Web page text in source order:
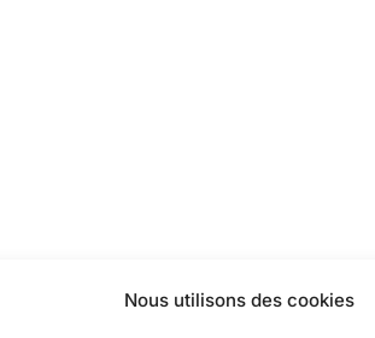
Nous utilisons des cookies